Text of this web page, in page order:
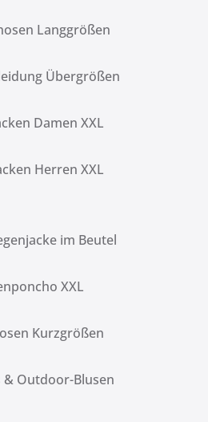
Langgrößen
Übergrößen
Damen XXL
Herren XXL
im Beutel
XXL
Kurzgrößen
& Outdoor-Blusen